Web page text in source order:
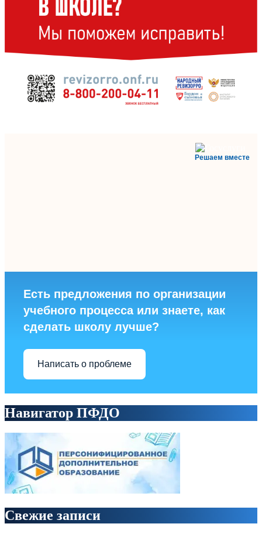
Решаем вместе
Есть предложения по организации
учебного процесса или знаете, как
сделать школу лучше?
Написать о проблеме
Навигатор ПФДО
Свежие записи